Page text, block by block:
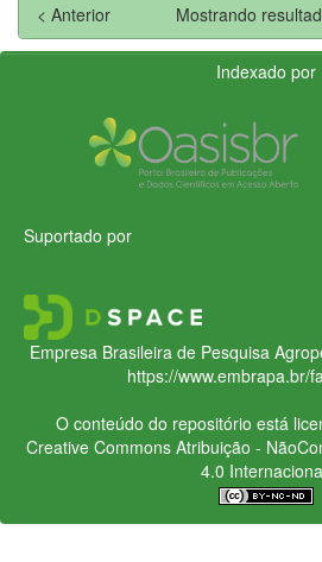
Mostrando
< Anterior
Indexado por
Suportado por
Empresa Brasileira de Pesquisa
https://www.embrapa.br/
O conteúdo do repositório está
Creative CommonsAtribuição -
4.0